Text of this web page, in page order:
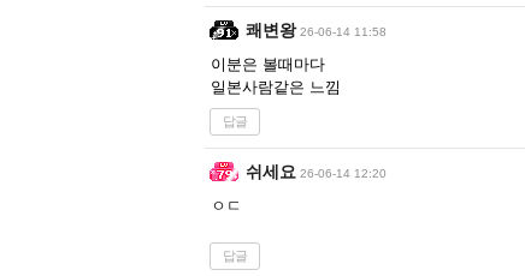
쾌변왕 26-06-14 11:58
이분은 볼때마다
일본사람같은 느낌
답글
쉬세요 26-06-14 12:20
ㅇㄷ
답글